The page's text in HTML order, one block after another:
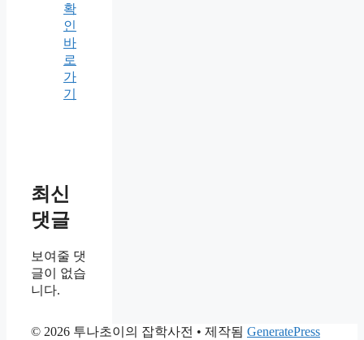
확
인
바
로
가
기
최신
댓글
보여줄 댓
글이 없습
니다.
© 2026 투나초이의 잡학사전 • 제작됨 GeneratePress